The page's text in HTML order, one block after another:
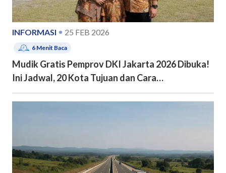
INFORMASI 25 FEB 2026
6 Menit Baca
Mudik Gratis Pemprov DKI Jakarta 2026 Dibuka!
Ini Jadwal, 20 Kota Tujuan dan Cara
Pendaftarannya